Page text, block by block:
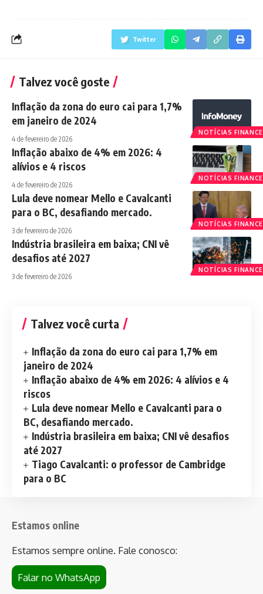
Twitter
Talvez você goste
NOTÍCIAS
Inflação da zona do euro cai para 1,7%
em janeiro de 2024
4 de fevereiro de 2026
NOTÍCIAS
Inflação abaixo de 4% em 2026: 4
alívios e 4 riscos
4 de fevereiro de 2026
NOTÍCIAS
Lula deve nomear Mello e Cavalcanti
para o BC, desafiando mercado.
3 de fevereiro de 2026
NOTÍCIAS
Indústria brasileira em baixa; CNI vê
desafios até 2027
3 de fevereiro de 2026
Talvez você curta
Inflação da zona do euro cai para 1,7% em
janeiro de 2024
Inflação abaixo de 4% em 2026: 4 alívios e 4
riscos
Lula deve nomear Mello e Cavalcanti para o
BC, desafiando mercado.
Indústria brasileira em baixa; CNI vê desafios
até 2027
Tiago Cavalcanti: o professor de Cambridge
para o BC
Estamos online
Estamos sempre online. Fale conosco:
Falar no WhatsApp